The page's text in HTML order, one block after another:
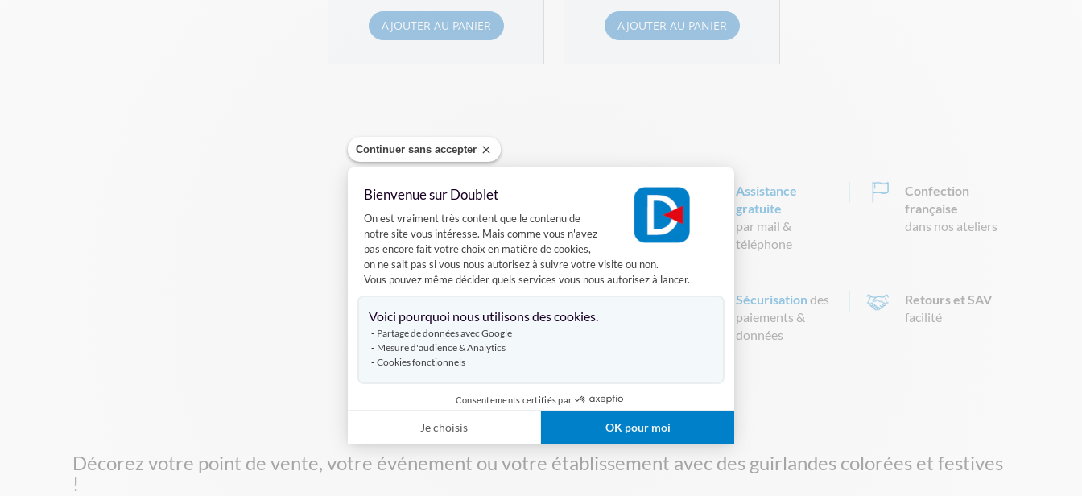
Continuer sans accepter
Bienvenue sur Doublet
Plateforme de Gestion du Consentement : Personnalisez vos Options
On est vraiment très content que le contenu de
notre site vous intéresse. Mais comme vous n'avez
pas encore fait votre choix en matière de cookies,
on ne sait pas si vous nous autorisez à suivre votre visite ou non.
Vous pouvez même décider quels services vous nous autorisez à lancer.
Voici pourquoi nous utilisons des cookies.
Partage de données avec Google
Mesure d'audience & Analytics
Cookies fonctionnels
Consentements certifiés par
Je choisis OK pour moi
AJOUTER AU PANIER AJOUTER AU PANIER
Devis gratuit
besoins
PAO
par nos experts
Assistance
gratuite
par mail &
téléphone
Confection
française
dans nos ateliers
avant expédition
sécurisée
Sécurisation des
paiements &
données
Retours et SAV
facilité
Décorez votre point de vente, votre événement ou votre établissement avec des guirlandes colorées et festives
!